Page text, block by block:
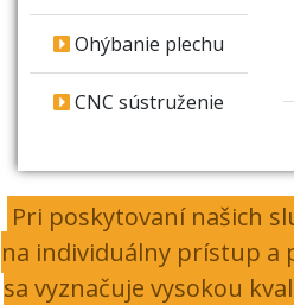
Ohýbanie plechu
CNC sústruženie
Pri poskytovaní našich
na individuálny prístup a
sa vyznačuje vysokou